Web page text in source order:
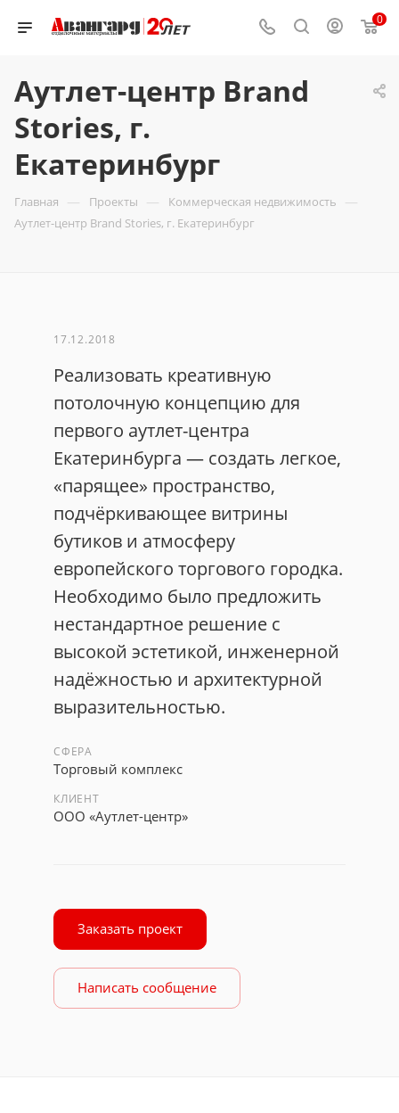
0
Аутлет-центр Brand
Stories, г.
Екатеринбург
Главная — Проекты — Коммерческая недвижимость —
Аутлет-центр Brand Stories, г. Екатеринбург
17.12.2018
Реализовать креативную
потолочную концепцию для
первого аутлет-центра
Екатеринбурга — создать легкое,
«парящее» пространство,
подчёркивающее витрины
бутиков и атмосферу
европейского торгового городка.
Необходимо было предложить
нестандартное решение с
высокой эстетикой, инженерной
надёжностью и архитектурной
выразительностью.
СФЕРА
Торговый комплекс
КЛИЕНТ
ООО «Аутлет-центр»
Заказать проект
Написать сообщение